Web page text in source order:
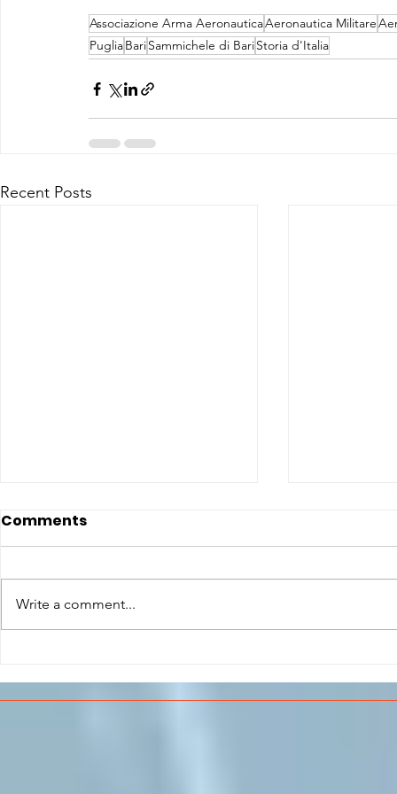
Associazione Arma AeronauticaAeronautica Militare
PugliaBariSammichele di BariStoria d'Italia
Recent Posts
PERCORSO DI
FORMAZIONE SCUOLA
superiori
Comments
Write a comment...